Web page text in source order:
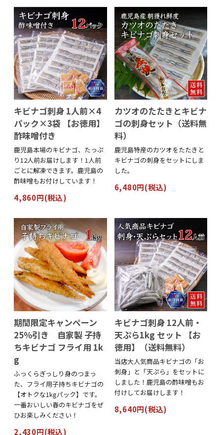
キビナゴ刺身 1人前×4
パック×3袋 【お徳用】
酢味噌付き
鹿児島本場のキビナゴ、たっぷ
り12人前お届けします！1人前
ごとに解凍できます。鹿児島の
酢味噌もお付けしています！
4,860円(税込)
カツオのたたきとキビナ
ゴの刺身セット（送料無
料）
鹿児島特産のカツオをたたきと
キビナゴの刺身をセットにしま
した。
6,480円(税込)
期間限定キャンペーン
25％引き 自家製 子持
ちキビナゴ フライ用 1k
g
ふっくらぎっしり身のつまっ
た、フライ用子持ちキビナゴの
【オトクな1kgパック】です。
一番おいしい春のキビナゴをぜ
ひお楽しみください！
2,430円(税込)
キビナゴ刺身 12人前・
天ぷら1kg セット 【お
徳用】（送料無料）
当店大人気商品キビナゴの「お
刺身」と「天ぷら」をセットに
しました！鹿児島の酢味噌もお
付けしてお届けします！
8,640円(税込)